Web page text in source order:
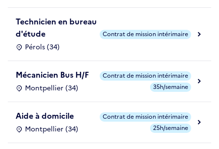
Technicien en bureau
d'étude
Pérols (34)
Contrat de mission intérimaire
Mécanicien Bus H/F
Montpellier (34)
Contrat de mission intérimaire
35h/semaine
Aide à domicile
Montpellier (34)
Contrat de mission intérimaire
25h/semaine